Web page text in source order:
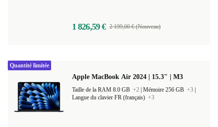
1 826,59 € 2 199,00 € (Nouveau)
Apple MacBook Air 2024 | 15.3" | M3
Taille de la RAM 8.0 GB +2 Mémoire 256 GB +3
Langue du clavier FR (français) +3
Quantité limitée